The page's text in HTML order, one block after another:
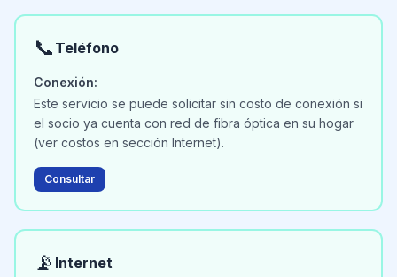
36.326,52.
📞 Teléfono
Conexión:
Este servicio se puede solicitar sin costo de conexión si
el socio ya cuenta con red de fibra óptica en su hogar
(ver costos en sección Internet).
Consultar
📡 Internet